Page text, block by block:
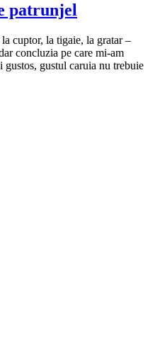
patrunjel
cuptor, la tigaie, la gratar –
concluzia pe care mi-am
gustos, gustul caruia nu trebuie